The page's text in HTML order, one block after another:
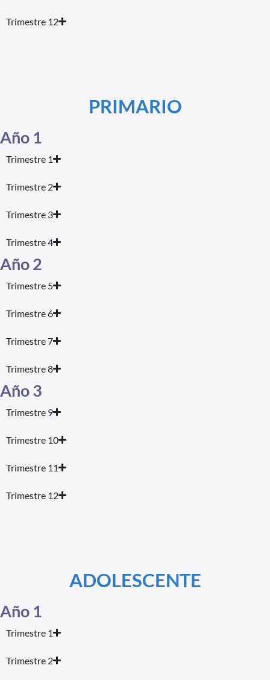
Trimestre 12
PRIMARIO
Año 1
Trimestre 1
Trimestre 2
Trimestre 3
Trimestre 4
Año 2
Trimestre 5
Trimestre 6
Trimestre 7
Trimestre 8
Año 3
Trimestre 9
Trimestre 10
Trimestre 11
Trimestre 12
ADOLESCENTE
Año 1
Trimestre 1
Trimestre 2